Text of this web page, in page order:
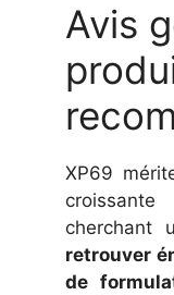
Avis
XP69
cherchant
retrouver
de